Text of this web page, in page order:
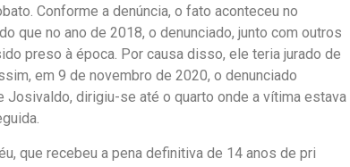
Conforme a denúncia, o fato aconteceu no
que no ano de 2018, o denunciado, junto com outros
preso à época. Por causa disso, ele teria jurado de
em 9 de novembro de 2020, o denunciado
dirigiu-se até o quarto onde a vítima estava
que recebeu a pena definitiva de 14 anos de pri